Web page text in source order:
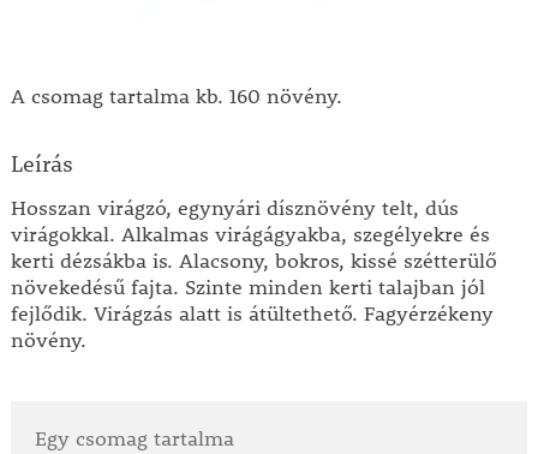
A csomag tartalma kb. 160 növény.
Leírás
Hosszan virágzó, egynyári dísznövény telt, dús
virágokkal. Alkalmas virágágyakba, szegélyekre és
kerti dézsákba is. Alacsony, bokros, kissé szétterülő
növekedésű fajta. Szinte minden kerti talajban jól
fejlődik. Virágzás alatt is átültethető. Fagyérzékeny
növény.
Egy csomag tartalma